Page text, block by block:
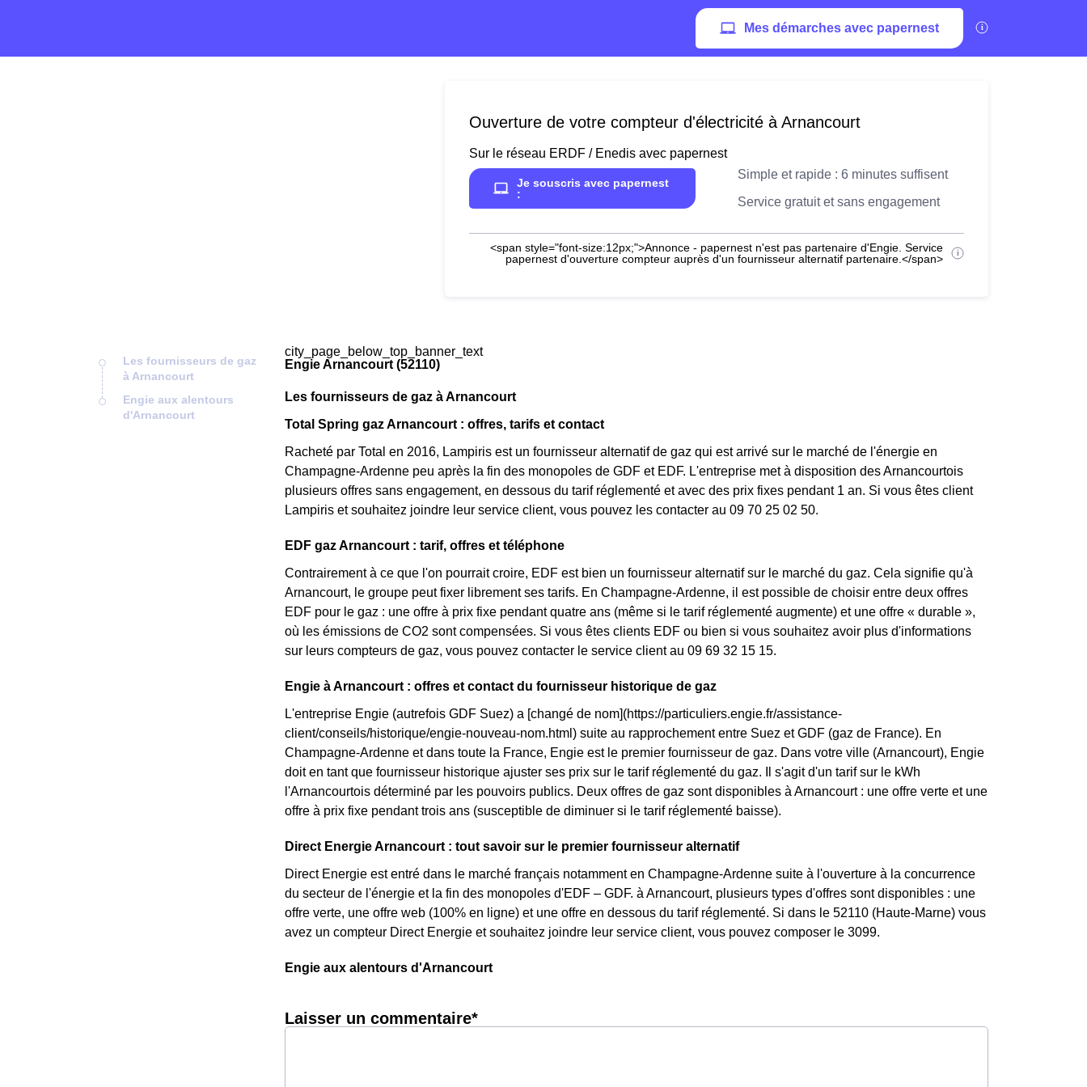
Mes démarches avec papernest
Ouverture de votre compteur d'électricité à Arnancourt
Sur le réseau ERDF / Enedis avec papernest
Je souscris avec papernest
:
Simple et rapide : 6 minutes suffisent
Service gratuit et sans engagement
<span style="font-size:12px;">Annonce - papernest n'est pas partenaire d'Engie. Service
papernest d'ouverture compteur auprès d'un fournisseur alternatif partenaire.</span>
Les fournisseurs de gaz
à Arnancourt
Engie aux alentours
d'Arnancourt
city_page_below_top_banner_text
Engie Arnancourt (52110)
Les fournisseurs de gaz à Arnancourt
Total Spring gaz Arnancourt : offres, tarifs et contact
Racheté par Total en 2016, Lampiris est un fournisseur alternatif de gaz qui est arrivé sur le marché de l'énergie en
Champagne-Ardenne peu après la fin des monopoles de GDF et EDF. L'entreprise met à disposition des Arnancourtois
plusieurs offres sans engagement, en dessous du tarif réglementé et avec des prix fixes pendant 1 an. Si vous êtes client
Lampiris et souhaitez joindre leur service client, vous pouvez les contacter au 09 70 25 02 50.
EDF gaz Arnancourt : tarif, offres et téléphone
Contrairement à ce que l'on pourrait croire, EDF est bien un fournisseur alternatif sur le marché du gaz. Cela signifie qu'à
Arnancourt, le groupe peut fixer librement ses tarifs. En Champagne-Ardenne, il est possible de choisir entre deux offres
EDF pour le gaz : une offre à prix fixe pendant quatre ans (même si le tarif réglementé augmente) et une offre « durable »,
où les émissions de CO2 sont compensées. Si vous êtes clients EDF ou bien si vous souhaitez avoir plus d'informations
sur leurs compteurs de gaz, vous pouvez contacter le service client au 09 69 32 15 15.
Engie à Arnancourt : offres et contact du fournisseur historique de gaz
L'entreprise Engie (autrefois GDF Suez) a [changé de nom](https://particuliers.engie.fr/assistance-
client/conseils/historique/engie-nouveau-nom.html) suite au rapprochement entre Suez et GDF (gaz de France). En
Champagne-Ardenne et dans toute la France, Engie est le premier fournisseur de gaz. Dans votre ville (Arnancourt), Engie
doit en tant que fournisseur historique ajuster ses prix sur le tarif réglementé du gaz. Il s'agit d'un tarif sur le kWh
l'Arnancourtois déterminé par les pouvoirs publics. Deux offres de gaz sont disponibles à Arnancourt : une offre verte et une
offre à prix fixe pendant trois ans (susceptible de diminuer si le tarif réglementé baisse).
Direct Energie Arnancourt : tout savoir sur le premier fournisseur alternatif
Direct Energie est entré dans le marché français notamment en Champagne-Ardenne suite à l'ouverture à la concurrence
du secteur de l'énergie et la fin des monopoles d'EDF – GDF. à Arnancourt, plusieurs types d'offres sont disponibles : une
offre verte, une offre web (100% en ligne) et une offre en dessous du tarif réglementé. Si dans le 52110 (Haute-Marne) vous
avez un compteur Direct Energie et souhaitez joindre leur service client, vous pouvez composer le 3099.
Engie aux alentours d'Arnancourt
Laisser un commentaire*